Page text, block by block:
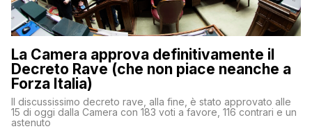
La Camera approva definitivamente il
Decreto Rave (che non piace neanche a
Forza Italia)
Il discussissimo decreto rave, alla fine, è stato approvato alle
15 di oggi dalla Camera con 183 voti a favore, 116 contrari e un
astenuto